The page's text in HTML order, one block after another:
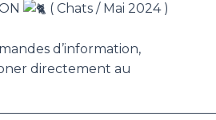
( Chats / Mai 2024 )
d’information,
directement au